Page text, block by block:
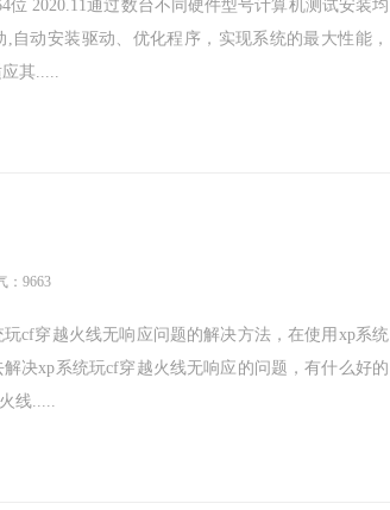
位 2020.11通过数台不同硬件型号计算机测试安装均
自动安装驱动、优化程序，实现系统的最大性能，
其.....
：9663
cf穿越火线无响应问题的解决方法，在使用xp系统
决xp系统玩cf穿越火线无响应的问题，有什么好的
线.....